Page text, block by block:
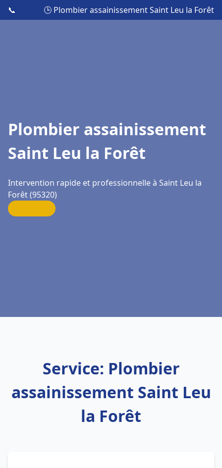
📞 🕒 Plombier assainissement Saint Leu la Forêt
Plombier assainissement
Saint Leu la Forêt
Intervention rapide et professionnelle à Saint Leu la
Forêt (95320)
Service: Plombier
assainissement Saint Leu
la Forêt